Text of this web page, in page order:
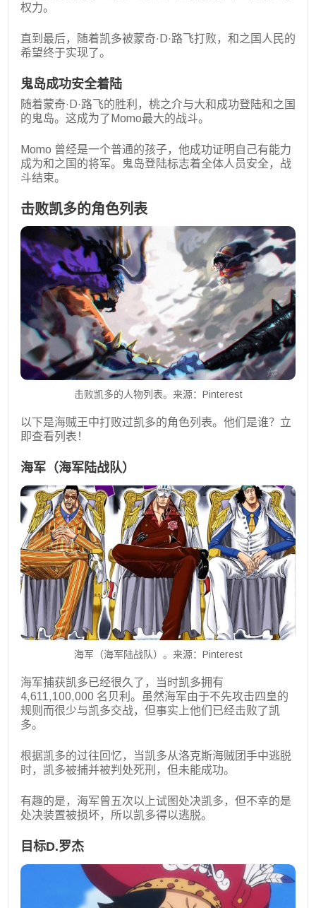
权力。
直到最后，随着凯多被蒙奇·D·路飞打败，和之国人民的
希望终于实现了。
鬼岛成功安全着陆
随着蒙奇·D·路飞的胜利，桃之介与大和成功登陆和之国
的鬼岛。这成为了Momo最大的战斗。
Momo 曾经是一个普通的孩子，他成功证明自己有能力
成为和之国的将军。鬼岛登陆标志着全体人员安全，战
斗结束。
击败凯多的角色列表
击败凯多的人物列表。来源：Pinterest
以下是海贼王中打败过凯多的角色列表。他们是谁？立
即查看列表！
海军（海军陆战队）
海军（海军陆战队）。来源：Pinterest
海军捕获凯多已经很久了，当时凯多拥有
4,611,100,000 名贝利。虽然海军由于不先攻击四皇的
规则而很少与凯多交战，但事实上他们已经击败了凯
多。
根据凯多的过往回忆，当凯多从洛克斯海贼团手中逃脱
时，凯多被捕并被判处死刑，但未能成功。
有趣的是，海军曾五次以上试图处决凯多，但不幸的是
处决装置被损坏，所以凯多得以逃脱。
目标D.罗杰